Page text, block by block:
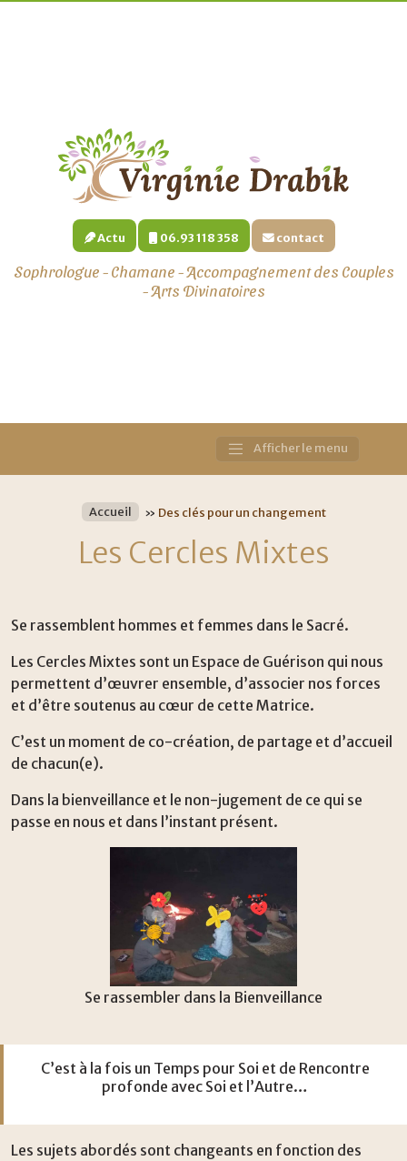
Actu 06.93 118 358 contact
Sophrologue - Chamane - Accompagnement des Couples
- Arts Divinatoires
Navigation
Afficher le menu
Accueil » Des clés pour un changement
Les Cercles Mixtes
Se rassemblent hommes et femmes dans le Sacré.
Les Cercles Mixtes sont un Espace de Guérison qui nous
permettent d’œuvrer ensemble, d’associer nos forces
et d’être soutenus au cœur de cette Matrice.
C’est un moment de co-création, de partage et d’accueil
de chacun(e).
Dans la bienveillance et le non-jugement de ce qui se
passe en nous et dans l’instant présent.
Se rassembler dans la Bienveillance
C’est à la fois un Temps pour Soi et de Rencontre
profonde avec Soi et l’Autre…
Les sujets abordés sont changeants en fonction des